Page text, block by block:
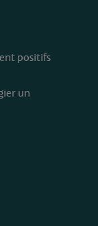
positifs
un